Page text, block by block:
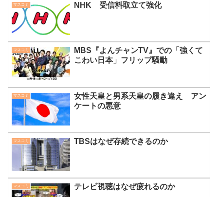
マスコミ NHK 受信料取立て強化
マスコミ
MBS『よんチャンTV』での「強くて
こわい日本」フリップ騒動
マスコミ
女性天皇と男系天皇の履き違え アン
ケートの悪意
マスコミ TBSはなぜ存続できるのか
マスコミ テレビ視聴はなぜ疲れるのか